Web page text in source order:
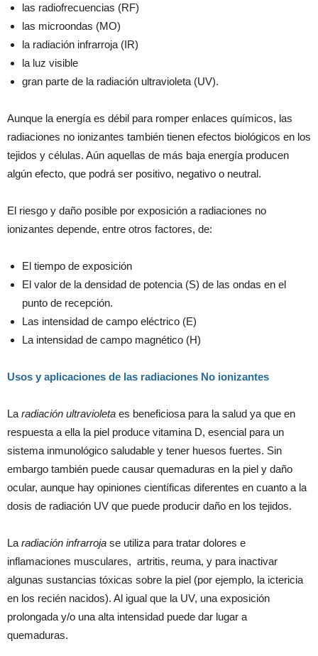
las radiofrecuencias (RF)
las microondas (MO)
la radiación infrarroja (IR)
la luz visible
gran parte de la radiación ultravioleta (UV).
Aunque la energía es débil para romper enlaces químicos, las
radiaciones no ionizantes también tienen efectos biológicos en los
tejidos y células. Aún aquellas de más baja energía producen
algún efecto, que podrá ser positivo, negativo o neutral.
El riesgo y daño posible por exposición a radiaciones no
ionizantes depende, entre otros factores, de:
El tiempo de exposición
El valor de la densidad de potencia (S) de las ondas en el
punto de recepción.
Las intensidad de campo eléctrico (E)
La intensidad de campo magnético (H)
Usos y aplicaciones de las radiaciones No ionizantes
La radiación ultravioleta es beneficiosa para la salud ya que en
respuesta a ella la piel produce vitamina D, esencial para un
sistema inmunológico saludable y tener huesos fuertes. Sin
embargo también puede causar quemaduras en la piel y daño
ocular, aunque hay opiniones científicas diferentes en cuanto a la
dosis de radiación UV que puede producir daño en los tejidos.
La radiación infrarroja se utiliza para tratar dolores e
inflamaciones musculares, artritis, reuma, y para inactivar
algunas sustancias tóxicas sobre la piel (por ejemplo, la ictericia
en los recién nacidos). Al igual que la UV, una exposición
prolongada y/o una alta intensidad puede dar lugar a
quemaduras.